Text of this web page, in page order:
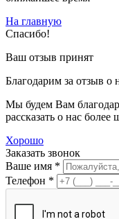
На главную
Спасибо!
Ваш отзыв принят
Благодарим за отзыв
Мы будем Вам
рассказать о нас
Хорошо
Заказать звонок
Ваше имя *
Телефон *